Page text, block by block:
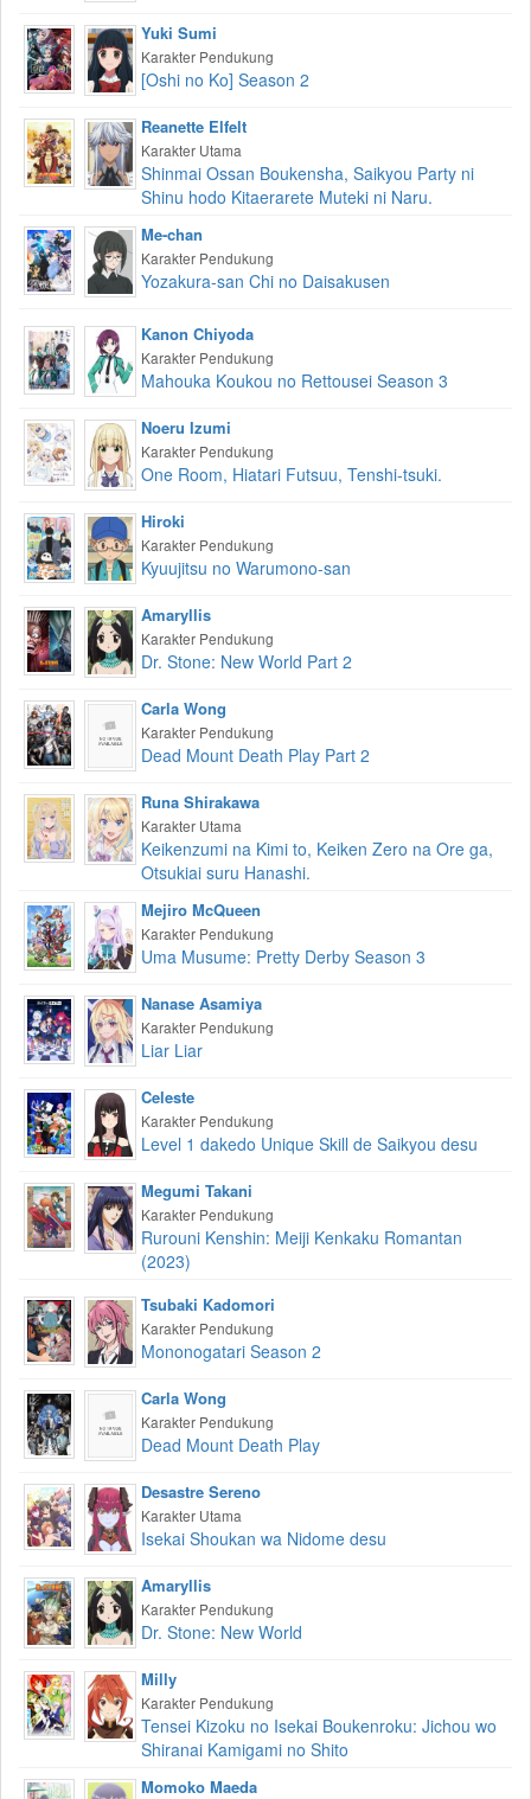
Yuki Sumi
Karakter Pendukung
[Oshi no Ko] Season 2
Reanette Elfelt
Karakter Utama
Shinmai Ossan Boukensha, Saikyou Party ni
Shinu hodo Kitaerarete Muteki ni Naru.
Me-chan
Karakter Pendukung
Yozakura-san Chi no Daisakusen
Kanon Chiyoda
Karakter Pendukung
Mahouka Koukou no Rettousei Season 3
Noeru Izumi
Karakter Pendukung
One Room, Hiatari Futsuu, Tenshi-tsuki.
Hiroki
Karakter Pendukung
Kyuujitsu no Warumono-san
Amaryllis
Karakter Pendukung
Dr. Stone: New World Part 2
Carla Wong
Karakter Pendukung
Dead Mount Death Play Part 2
Runa Shirakawa
Karakter Utama
Keikenzumi na Kimi to, Keiken Zero na Ore ga,
Otsukiai suru Hanashi.
Mejiro McQueen
Karakter Pendukung
Uma Musume: Pretty Derby Season 3
Nanase Asamiya
Karakter Pendukung
Liar Liar
Celeste
Karakter Pendukung
Level 1 dakedo Unique Skill de Saikyou desu
Megumi Takani
Karakter Pendukung
Rurouni Kenshin: Meiji Kenkaku Romantan
(2023)
Tsubaki Kadomori
Karakter Pendukung
Mononogatari Season 2
Carla Wong
Karakter Pendukung
Dead Mount Death Play
Desastre Sereno
Karakter Utama
Isekai Shoukan wa Nidome desu
Amaryllis
Karakter Pendukung
Dr. Stone: New World
Milly
Karakter Pendukung
Tensei Kizoku no Isekai Boukenroku: Jichou wo
Shiranai Kamigami no Shito
Momoko Maeda